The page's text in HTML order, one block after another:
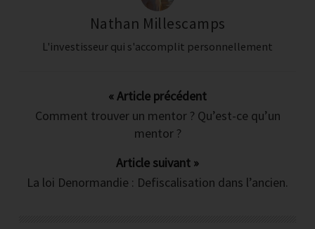
4 jours de conseils (et vidéos) gratuits
pour surmonter les 4 épreuves
pour investir dans l'immobilier
Les 3 erreurs inévitables que font
tous les débutants
Quoi, ou et comment chercher un bien
Nathan Millescamps
L'investisseur qui s'accomplit personnellement
« Article précédent
Comment trouver un mentor ? Qu’est-ce qu’un
mentor ?
Article suivant »
La loi Denormandie : Defiscalisation dans l’ancien.